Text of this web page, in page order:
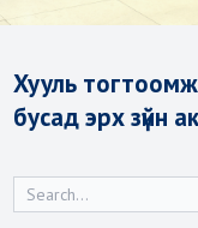
Хууль
бусад эрх зүйн